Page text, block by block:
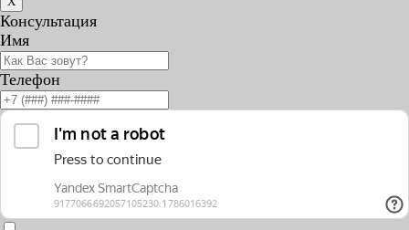
Консультация
Имя
Телефон